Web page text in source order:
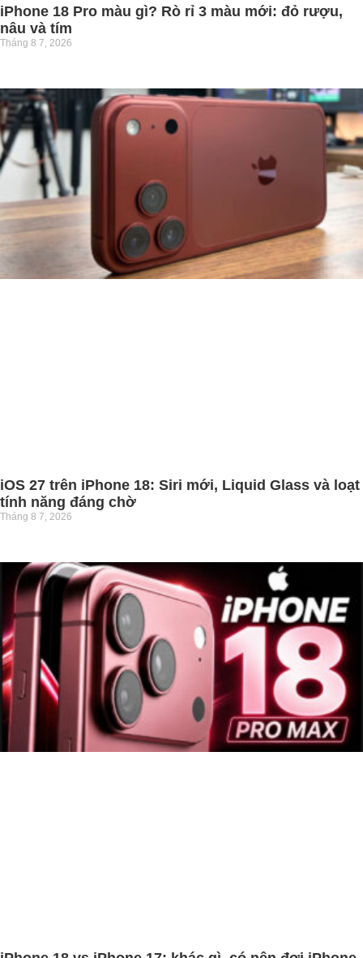
iPhone 18 Pro màu gì? Rò rỉ 3 màu mới: đỏ rượu,
nâu và tím
Tháng 8 7, 2026
iOS 27 trên iPhone 18: Siri mới, Liquid Glass và loạt
tính năng đáng chờ
Tháng 8 7, 2026